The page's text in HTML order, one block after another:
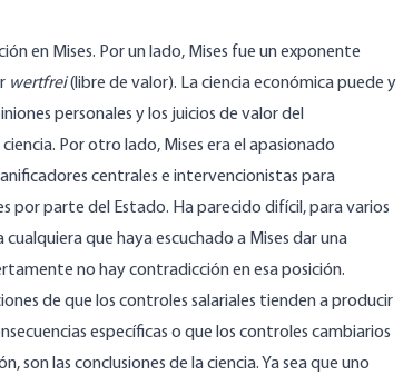
en Mises. Por un lado, Mises fue un exponente
wertfrei(libre de valor). La ciencia económica puede y
personales y los juicios de valor del
Por otro lado, Mises era el apasionado
centrales e intervencionistas para
por parte del Estado. Ha parecido difícil, para varios
que haya escuchado a Mises dar una
no hay contradicción en esa posición.
de que los controles salariales tienden a producir
específicas o que los controles cambiarios
son las conclusiones de la ciencia. Ya sea que uno